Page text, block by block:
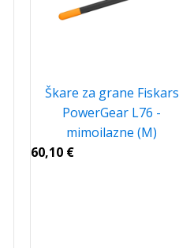
Škare za grane Fiskars
PowerGear L76 -
mimoilazne (M)
60,10 €